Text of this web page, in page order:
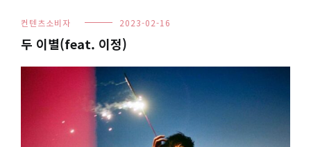
컨텐츠소비자 2023-02-16
두 이별(feat. 이정)